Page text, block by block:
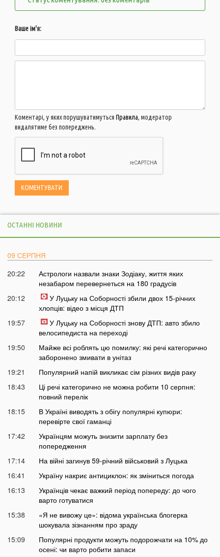
Ваше ім'я:
Коментарі, у яких порушуватимуться Правила, модератор
видалятиме без попереджень.
ОСТАННІ НОВИНИ
09 СЕРПНЯ
20:22
Астрологи назвали знаки Зодіаку, життя яких
незабаром перевернеться на 180 градусів
20:12
У Луцьку на Соборності збили двох 15-річних
хлопців: відео з місця ДТП
19:57
У Луцьку на Соборності знову ДТП: авто збило
велосипедиста на переході
19:50
Майже всі роблять цю помилку: які речі категорично
заборонено змивати в унітаз
19:21
Популярний напій викликає сім різних видів раку
18:43
Ці речі категорично не можна робити 10 серпня:
повний перелік
18:15
В Україні виводять з обігу популярні купюри:
перевірте свої гаманці
17:42
Українцям можуть знизити зарплату без
попередження
17:14
На війні загинув 59-річний військовий з Луцька
16:41
Україну накриє антициклон: як зміниться погода
16:13
Українців чекає важкий період попереду: до чого
варто готуватися
15:38
«Я не вивожу це»: відома українська блогерка
шокувала зізнанням про зраду
15:09
Популярні продукти можуть подорожчати на 10% до
осені: чи варто робити запаси